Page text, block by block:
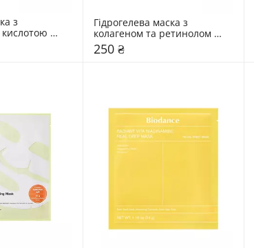
з
кислотою
Гідрогелева маска з
колагеном та ретинолом
Needly 36 мл
250 ₴